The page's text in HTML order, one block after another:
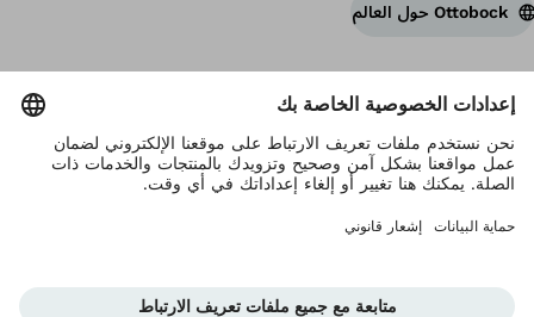
Ottobock حول العالم
حقوق الطبع والنشر مملوكة لشركة Ottobock
إعدادات الخصوصية
بيان خصوصية البيانات
Terms of use
Corporate Home